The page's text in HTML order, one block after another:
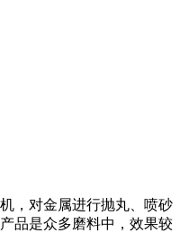
，对金属进行抛丸、喷砂
品是众多磨料中，效果较